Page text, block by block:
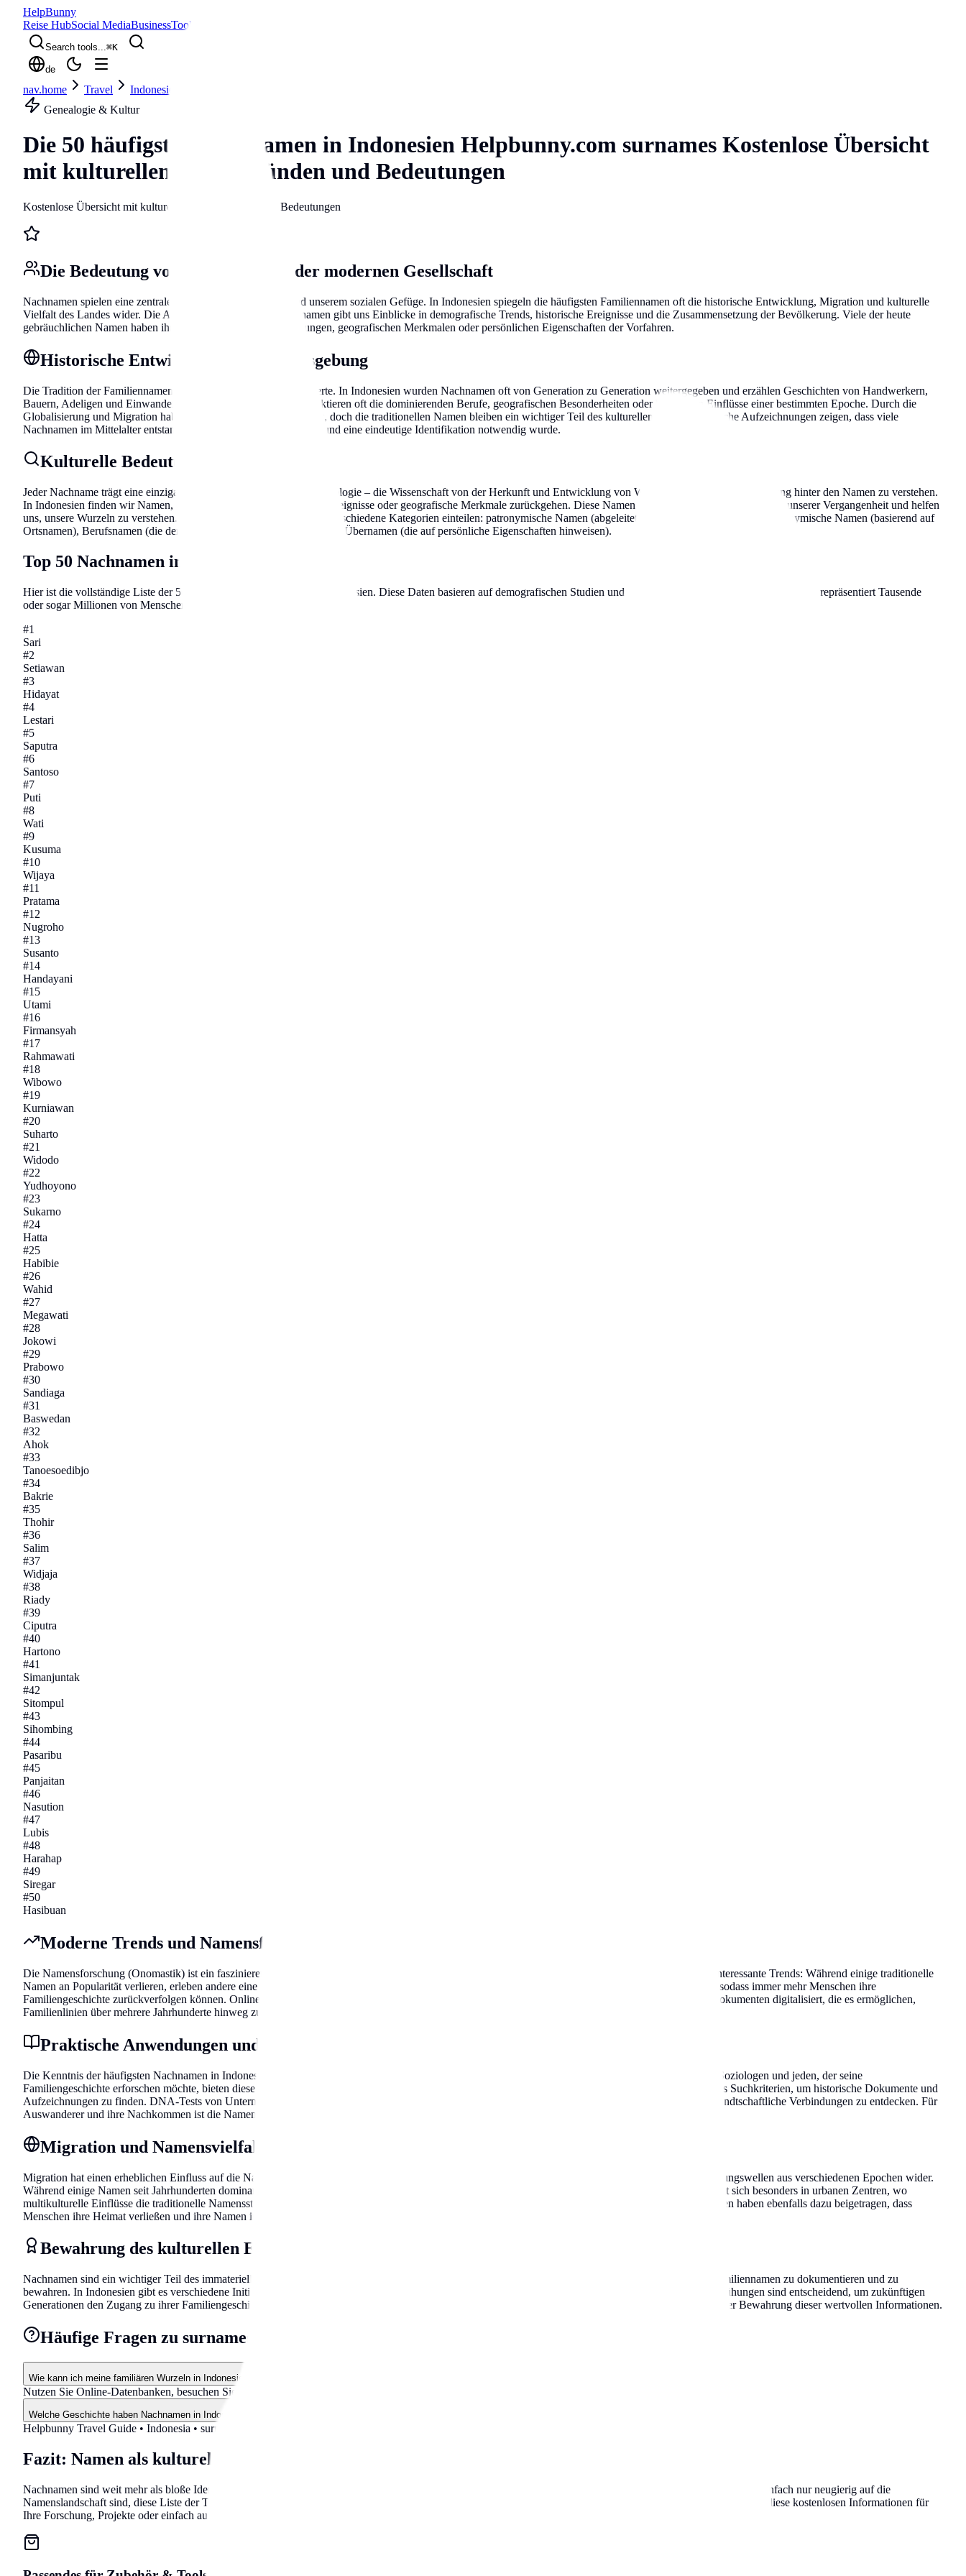
HelpBunny
Reise HubSocial MediaBusinessTools
Search tools...⌘K
de
nav.home Travel Indonesien
Genealogie & Kultur
Die 50 häufigsten Nachnamen in Indonesien Helpbunny.com surnames Kostenlose Übersicht
mit kulturellen Hintergründen und Bedeutungen
Kostenlose Übersicht mit kulturellen Hintergründen und Bedeutungen
Die Bedeutung von Nachnamen in der modernen Gesellschaft
Nachnamen spielen eine zentrale Rolle in unserer Identität und unserem sozialen Gefüge. In Indonesien spiegeln die häufigsten Familiennamen oft die historische Entwicklung, Migration und kulturelle
Vielfalt des Landes wider. Die Analyse der beliebtesten Nachnamen gibt uns Einblicke in demografische Trends, historische Ereignisse und die Zusammensetzung der Bevölkerung. Viele der heute
gebräuchlichen Namen haben ihre Wurzeln in Berufsbezeichnungen, geografischen Merkmalen oder persönlichen Eigenschaften der Vorfahren.
Historische Entwicklung der Namensgebung
Die Tradition der Familiennamen entwickelte sich über Jahrhunderte. In Indonesien wurden Nachnamen oft von Generation zu Generation weitergegeben und erzählen Geschichten von Handwerkern,
Bauern, Adeligen und Einwanderern. Die häufigsten Namen reflektieren oft die dominierenden Berufe, geografischen Besonderheiten oder kulturellen Einflüsse einer bestimmten Epoche. Durch die
Globalisierung und Migration haben sich Namensmuster verändert, doch die traditionellen Namen bleiben ein wichtiger Teil des kulturellen Erbes. Historische Aufzeichnungen zeigen, dass viele
Nachnamen im Mittelalter entstanden, als die Bevölkerung wuchs und eine eindeutige Identifikation notwendig wurde.
Kulturelle Bedeutung und Etymologie
Jeder Nachname trägt eine einzigartige Geschichte in sich. Die Etymologie – die Wissenschaft von der Herkunft und Entwicklung von Wörtern – hilft uns, die Bedeutung hinter den Namen zu verstehen.
In Indonesien finden wir Namen, die auf alte Sprachen, historische Ereignisse oder geografische Merkmale zurückgehen. Diese Namen sind lebendige Verbindungen zu unserer Vergangenheit und helfen
uns, unsere Wurzeln zu verstehen. Viele Nachnamen lassen sich in verschiedene Kategorien einteilen: patronymische Namen (abgeleitet vom Vornamen des Vaters), toponymische Namen (basierend auf
Ortsnamen), Berufsnamen (die den Beruf des Vorfahren angeben) und Übernamen (die auf persönliche Eigenschaften hinweisen).
Top 50 Nachnamen in Indonesien
Hier ist die vollständige Liste der 50 häufigsten Familiennamen in Indonesien. Diese Daten basieren auf demografischen Studien und offiziellen Statistiken. Jeder dieser Namen repräsentiert Tausende
oder sogar Millionen von Menschen und ihre Familiengeschichten.
#1
Sari
#2
Setiawan
#3
Hidayat
#4
Lestari
#5
Saputra
#6
Santoso
#7
Puti
#8
Wati
#9
Kusuma
#10
Wijaya
#11
Pratama
#12
Nugroho
#13
Susanto
#14
Handayani
#15
Utami
#16
Firmansyah
#17
Rahmawati
#18
Wibowo
#19
Kurniawan
#20
Suharto
#21
Widodo
#22
Yudhoyono
#23
Sukarno
#24
Hatta
#25
Habibie
#26
Wahid
#27
Megawati
#28
Jokowi
#29
Prabowo
#30
Sandiaga
#31
Baswedan
#32
Ahok
#33
Tanoesoedibjo
#34
Bakrie
#35
Thohir
#36
Salim
#37
Widjaja
#38
Riady
#39
Ciputra
#40
Hartono
#41
Simanjuntak
#42
Sitompul
#43
Sihombing
#44
Pasaribu
#45
Panjaitan
#46
Nasution
#47
Lubis
#48
Harahap
#49
Siregar
#50
Hasibuan
Moderne Trends und Namensforschung
Die Namensforschung (Onomastik) ist ein faszinierendes Feld, das Linguistik, Geschichte und Soziologie verbindet. In Indonesien beobachten Forscher interessante Trends: Während einige traditionelle
Namen an Popularität verlieren, erleben andere eine Renaissance. Die Digitalisierung hat auch neue Möglichkeiten für genealogische Forschung eröffnet, sodass immer mehr Menschen ihre
Familiengeschichte zurückverfolgen können. Online-Datenbanken wie Ancestry.com, MyHeritage und FamilySearch haben Millionen von historischen Dokumenten digitalisiert, die es ermöglichen,
Familienlinien über mehrere Jahrhunderte hinweg zu verfolgen.
Praktische Anwendungen und Genealogie
Die Kenntnis der häufigsten Nachnamen in Indonesien ist nicht nur akademisch interessant, sondern auch praktisch nützlich. Für Genealogen, Historiker, Soziologen und jeden, der seine
Familiengeschichte erforschen möchte, bieten diese Informationen wertvolle Anhaltspunkte. Viele Online-Datenbanken und Archive nutzen Nachnamen als Suchkriterien, um historische Dokumente und
Aufzeichnungen zu finden. DNA-Tests von Unternehmen wie 23andMe oder AncestryDNA können zusätzlich helfen, geografische Ursprünge und verwandtschaftliche Verbindungen zu entdecken. Für
Auswanderer und ihre Nachkommen ist die Namensforschung oft der Schlüssel, um ihre Wurzeln im Herkunftsland zu finden.
Migration und Namensvielfalt
Migration hat einen erheblichen Einfluss auf die Namenslandschaft eines Landes. In Indonesien spiegeln sich in den häufigsten Nachnamen oft Einwanderungswellen aus verschiedenen Epochen wider.
Während einige Namen seit Jahrhunderten dominant sind, haben neuere Migrationsbewegungen zu einer größeren Vielfalt geführt. Diese Entwicklung zeigt sich besonders in urbanen Zentren, wo
multikulturelle Einflüsse die traditionelle Namensstruktur bereichern. Historische Ereignisse wie Kriege, wirtschaftliche Krisen oder politische Umwälzungen haben ebenfalls dazu beigetragen, dass
Menschen ihre Heimat verließen und ihre Namen in neue Regionen brachten.
Bewahrung des kulturellen Erbes
Nachnamen sind ein wichtiger Teil des immateriellen Kulturerbes. Viele Länder und Organisationen arbeiten daran, die Geschichte und Bedeutung von Familiennamen zu dokumentieren und zu
bewahren. In Indonesien gibt es verschiedene Initiativen, die sich der Namensforschung widmen und historische Aufzeichnungen digitalisieren. Diese Bemühungen sind entscheidend, um zukünftigen
Generationen den Zugang zu ihrer Familiengeschichte zu ermöglichen. Archive, Museen und genealogische Gesellschaften spielen eine zentrale Rolle bei der Bewahrung dieser wertvollen Informationen.
Häufige Fragen zu surnames in Indonesien
Wie kann ich meine familiären Wurzeln in Indonesien erforschen?
Nutzen Sie Online-Datenbanken, besuchen Sie lokale Archive in Indonesien oder machen Sie einen DNA-Test, um mehr über Ihre Abstammung zu erfahren.
Welche Geschichte haben Nachnamen in Indonesien?
Helpbunny Travel Guide • Indonesia • surnames
Fazit: Namen als kulturelles Erbe
Nachnamen sind weit mehr als bloße Identifikatoren – sie sind Fenster in die Geschichte und Kultur von Indonesien. Ob Sie Ihre eigenen Wurzeln erforschen oder einfach nur neugierig auf die
Namenslandschaft sind, diese Liste der Top 50 Nachnamen bietet einen faszinierenden Einblick in die demografische und kulturelle Vielfalt des Landes. Nutzen Sie diese kostenlosen Informationen für
Ihre Forschung, Projekte oder einfach aus Interesse an der reichen Namenstradition.